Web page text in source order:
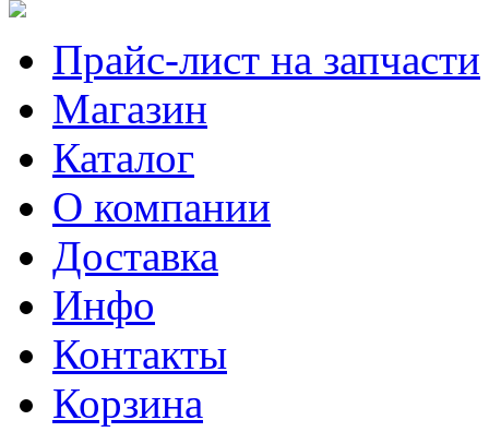
Прайс-лист на запчасти
Магазин
Каталог
О компании
Доставка
Инфо
Контакты
Корзина